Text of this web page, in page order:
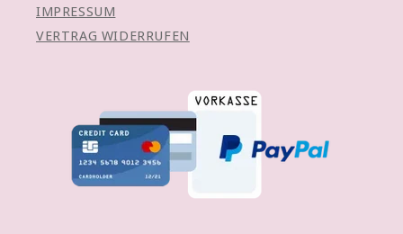
IMPRESSUM
VERTRAG WIDERRUFEN